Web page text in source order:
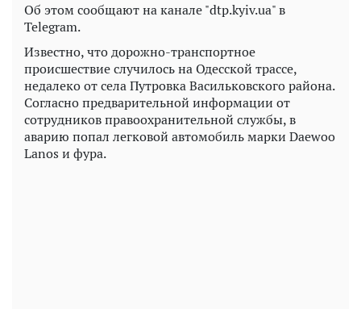
Об этом сообщают на канале "dtp.kyiv.ua" в
Telegram.
Известно, что дорожно-транспортное
происшествие случилось на Одесской трассе,
недалеко от села Путровка Васильковского района.
Согласно предварительной информации от
сотрудников правоохранительной службы, в
аварию попал легковой автомобиль марки Daewoo
Lanos и фура.